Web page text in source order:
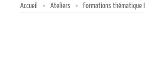
Accueil Ateliers Formations thématique III